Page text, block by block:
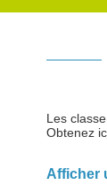
Les
Obtenez
Afficher